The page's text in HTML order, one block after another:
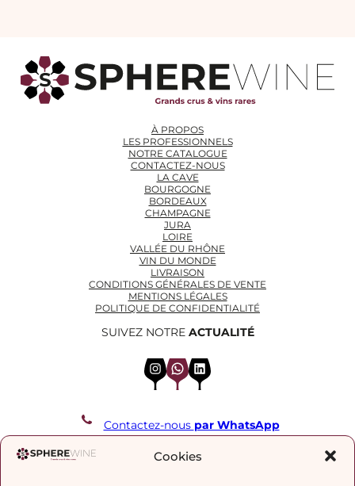
Cookies
À PROPOS
LES PROFESSIONNELS
NOTRE CATALOGUE
CONTACTEZ-NOUS
LA CAVE
BOURGOGNE
BORDEAUX
CHAMPAGNE
JURA
LOIRE
VALLÉE DU RHÔNE
VIN DU MONDE
LIVRAISON
CONDITIONS GÉNÉRALES DE VENTE
MENTIONS LÉGALES
POLITIQUE DE CONFIDENTIALITÉ
SUIVEZ NOTRE ACTUALITÉ
InstagramWhatsApp LinkedIn
Contactez-nous par WhatsApp
REJOIGNEZ NOTRE LISTE DE DIFFUSION